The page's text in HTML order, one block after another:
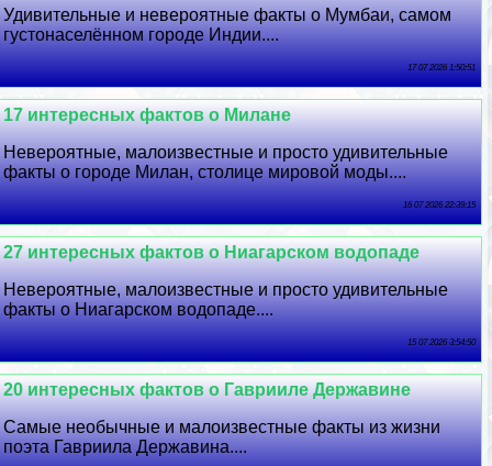
Удивительные и невероятные факты о Мумбаи, самом
густонаселённом городе Индии....
17 07 2026 1:50:51
17 интересных фактов о Милане
Невероятные, малоизвестные и просто удивительные
факты о городе Милан, столице мировой моды....
16 07 2026 22:39:15
27 интересных фактов о Ниагарском водопаде
Невероятные, малоизвестные и просто удивительные
факты о Ниагарском водопаде....
15 07 2026 3:54:50
20 интересных фактов о Гаврииле Державине
Самые необычные и малоизвестные факты из жизни
поэта Гавриила Державина....